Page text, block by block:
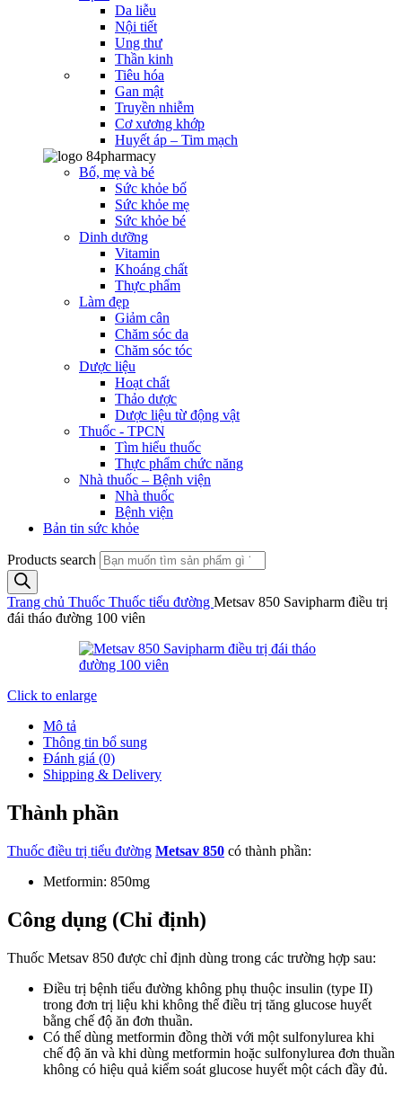
Da liễu
Nội tiết
Ung thư
Thần kinh
Tiêu hóa
Gan mật
Truyền nhiễm
Cơ xương khớp
Huyết áp – Tim mạch
Bố, mẹ và bé
Sức khỏe bố
Sức khỏe mẹ
Sức khỏe bé
Dinh dưỡng
Vitamin
Khoáng chất
Thực phẩm
Làm đẹp
Giảm cân
Chăm sóc da
Chăm sóc tóc
Dược liệu
Hoạt chất
Thảo dược
Dược liệu từ động vật
Thuốc - TPCN
Tìm hiểu thuốc
Thực phẩm chức năng
Nhà thuốc – Bệnh viện
Nhà thuốc
Bệnh viện
Bản tin sức khỏe
Products search
Trang chủ Thuốc Thuốc tiểu đường Metsav 850 Savipharm điều trị
đái tháo đường 100 viên
Click to enlarge
Mô tả
Thông tin bổ sung
Đánh giá (0)
Shipping & Delivery
Thành phần
Thuốc điều trị tiểu đường Metsav 850 có thành phần:
Metformin: 850mg
Công dụng (Chỉ định)
Thuốc Metsav 850 được chỉ định dùng trong các trường hợp sau:
Ðiều trị bệnh tiểu đường không phụ thuộc insulin (type II)
trong đơn trị liệu khi không thể điều trị tăng glucose huyết
bằng chế độ ăn đơn thuần.
Có thể dùng metformin đồng thời với một sulfonylurea khi
chế độ ăn và khi dùng metformin hoặc sulfonylurea đơn thuần
không có hiệu quả kiểm soát glucose huyết một cách đầy đủ.